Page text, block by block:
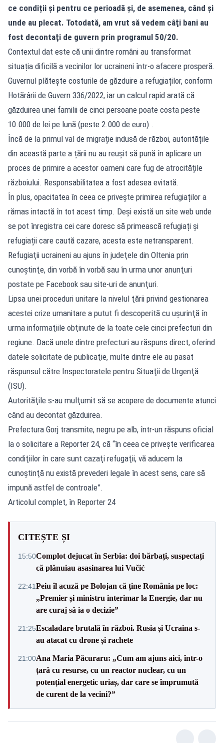
ce condiții și pentru ce perioadă şi, de asemenea, când și
unde au plecat. Totodată, am vrut să vedem câţi bani au
fost decontaţi de guvern prin programul 50/20.
Contextul dat este că unii dintre români au transformat
situația dificilă a vecinilor lor ucraineni într-o afacere prosperă.
Guvernul plătește costurile de găzduire a refugiaților, conform
Hotărârii de Guvern 336/2022, iar un calcul rapid arată că
găzduirea unei familii de cinci persoane poate costa peste
10.000 de lei pe lună (peste 2.000 de euro) .
Încă de la primul val de migrație indusă de război, autoritățile
din această parte a țării nu au reușit să pună în aplicare un
proces de primire a acestor oameni care fug de atrocitățile
războiului. Responsabilitatea a fost adesea evitată.
În plus, opacitatea în ceea ce privește primirea refugiaților a
rămas intactă în tot acest timp. Deși există un site web unde
se pot înregistra cei care doresc să primească refugiați și
refugiații care caută cazare, acesta este netransparent.
Refugiaţii ucraineni au ajuns în judeţele din Oltenia prin
cunoştinţe, din vorbă în vorbă sau în urma unor anunţuri
postate pe Facebook sau site-uri de anunţuri.
Lipsa unei proceduri unitare la nivelul ţării privind gestionarea
acestei crize umanitare a putut fi descoperită cu uşurinţă în
urma informaţiile obţinute de la toate cele cinci prefecturi din
regiune. Dacă unele dintre prefecturi au răspuns direct, oferind
datele solicitate de publicaţie, multe dintre ele au pasat
răspunsul către Inspectoratele pentru Situaţii de Urgenţă
(ISU).
Autorităţile s-au mulţumit să se acopere de documente atunci
când au decontat găzduirea.
Prefectura Gorj transmite, negru pe alb, într-un răspuns oficial
la o solicitare a Reporter 24, că “în ceea ce priveşte verificarea
condiţiilor în care sunt cazaţi refugaţii, vă aducem la
cunoştinţă nu există prevederi legale în acest sens, care să
impună astfel de controale”.
Articolul complet, în Reporter 24
CITEȘTE ȘI
15:50Complot dejucat în Serbia: doi bărbați, suspectați
că plănuiau asasinarea lui Vučić
22:41Peiu îl acuză pe Bolojan că ține România pe loc:
„Premier și ministru interimar la Energie, dar nu
are curaj să ia o decizie”
21:25Escaladare brutală în război. Rusia și Ucraina s-
au atacat cu drone și rachete
21:00Ana Maria Păcuraru: „Cum am ajuns aici, într-o
țară cu resurse, cu un reactor nuclear, cu un
potențial energetic uriaș, dar care se împrumută
de curent de la vecini?”